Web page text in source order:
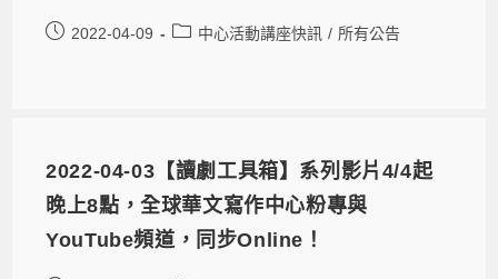
2022-04-09 中心活動講座快訊 / 所有公告
2022-04-03【讀劇工具箱】系列影片4/4起
晚上8點，全球華文寫作中心粉專與
YouTube頻道，同步Online！